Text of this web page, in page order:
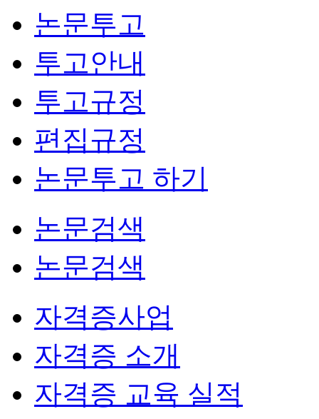
논문투고
투고안내
투고규정
편집규정
논문투고 하기
논문검색
논문검색
자격증사업
자격증 소개
자격증 교육 실적